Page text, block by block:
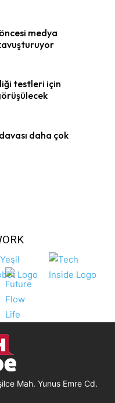
medya
testleri için
davası daha çok
Mah. Yunus Emre Cd.